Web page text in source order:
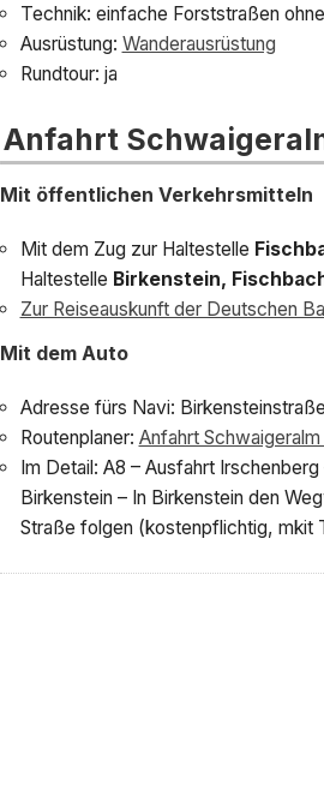
Technik: einfache Forststraßen
Ausrüstung: Wanderausrüstung
Rundtour: ja
Anfahrt
Mit öffentlichen Verkehrsmitteln
Mit dem Zug zur Haltestelle
Haltestelle Birkenstein,
Zur Reiseauskunft der Deutschen
Mit dem Auto
Adresse fürs Navi:
Routenplaner: Anfahrt
Im Detail: A8 – Ausfahrt
Birkenstein – In Birkenstein den
Straße folgen (kostenpflichtig, mkit